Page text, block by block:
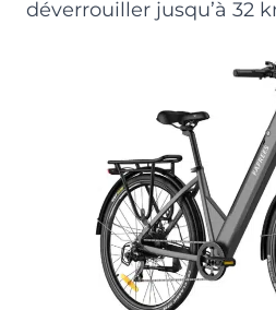
déverrouiller jusqu’à 32